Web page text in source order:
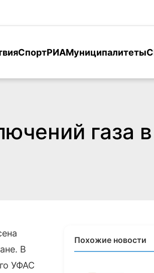
СпортРИАМуниципалитеты
газа
В
УФАС
Похожие новости